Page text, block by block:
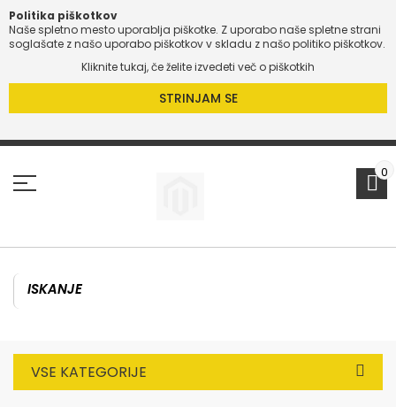
Politika piškotkov
Naše spletno mesto uporablja piškotke. Z uporabo naše spletne strani
soglašate z našo uporabo piškotkov v skladu z našo politiko piškotkov.
Kliknite tukaj, če želite izvedeti več o piškotkih
STRINJAM SE
Preskoči
0
VSE KATEGORIJE